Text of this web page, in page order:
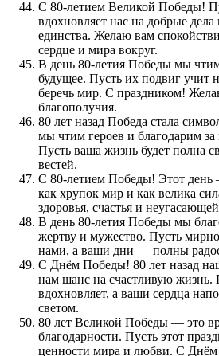
С 80-летием Великой Победы!
вдохновляет нас на добрые
единства. Желаю вам
сердце и мира вокруг.
В день 80-летия Победы мы
будущее. Пусть их подвиг учит
беречь мир. С праздником!
благополучия.
80 лет назад Победа стала
мы чтим героев и благодарим
Пусть ваша жизнь будет полна
вестей.
С 80-летием Победы! Этот
как хрупок мир и как велика
здоровья, счастья и
В день 80-летия Победы мы
жертву и мужество. Пусть
нами, а ваши дни — полны
С Днём Победы! 80 лет назад
нам шанс на счастливую жизнь.
вдохновляет, а ваши сердца
светом.
80 лет Великой Победы — это
благодарности. Пусть этот
ценности мира и любви. С